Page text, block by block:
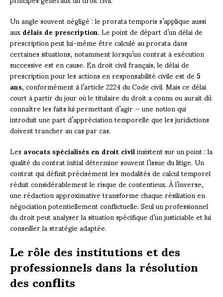
Un angle souvent négligé : le prorata temporis s’applique aussi
auxdélais de prescription. Le point de départ d’un délai de
prescription peut lui-même être calculé au prorata dans
certaines situations, notamment lorsqu’un contrat à exécution
successive est en cause. En droit civil français, le délai de
prescription pour les actions en responsabilité civile est de5
ans, conformément à l’article 2224 du Code civil. Mais ce délai
court à partir du jour où le titulaire du droit a connu ou aurait dû
connaître les faits lui permettant d’agir — une notion qui
introduit une part d’appréciation temporelle que les juridictions
doivent trancher au cas par cas.
Lesavocats spécialisés en droit civilinsistent sur un point : la
qualité du contrat initial détermine souvent l’issue du litige. Un
contrat qui définit précisément les modalités de calcul temporel
réduit considérablement le risque de contentieux. À l’inverse,
une rédaction approximative transforme chaque résiliation en
négociation potentiellement conflictuelle. Seul un professionnel
du droit peut analyser la situation spécifique d’un justiciable et lui
conseiller la stratégie adaptée.
Le rôle des institutions et des
professionnels dans la résolution
des conflits